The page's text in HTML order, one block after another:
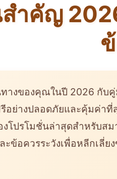
สำคัญ
ทางของคุณในปี 2026 กั
อย่างปลอดภัยและคุ้มค่า
งโปรโมชั่นล่าสุดสำหรับส
ะข้อควรระวังเพื่อหลีกเลี่